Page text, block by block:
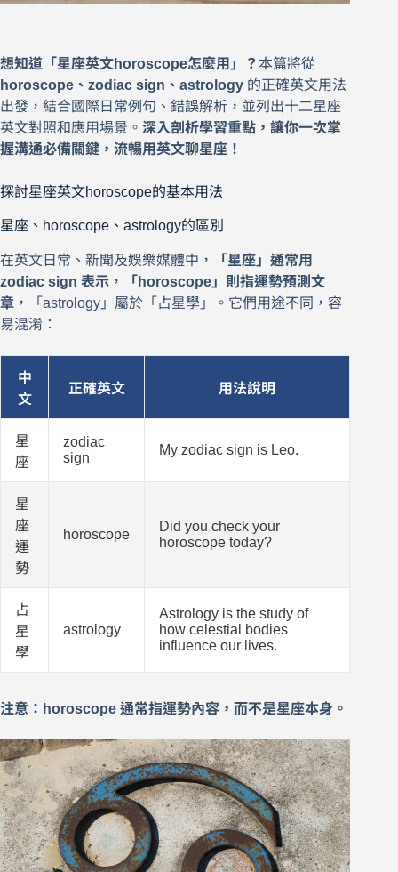
想知道「星座英文horoscope怎麼用」？ 本篇將從
horoscope、zodiac sign、astrology 的正確英文用法
出發，結合國際日常例句、錯誤解析，並列出十二星座
英文對照和應用場景。 深入剖析學習重點，讓你一次掌
握溝通必備關鍵，流暢用英文聊星座！
探討星座英文horoscope的基本用法
星座、horoscope、astrology的區別
在英文日常、新聞及娛樂媒體中，
「星座」通常用
zodiac sign 表示 ，
「horoscope」則指運勢預測文
章 ，「astrology」屬於「占星學」。它們用途不同，容
易混淆：
中
文
正確英文 用法說明
星
座
zodiac
sign
My zodiac sign is Leo.
星
座
運
勢
horoscope
Did you check your
horoscope today?
占
星
學
astrology
Astrology is the study of
how celestial bodies
influence our lives.
注意：horoscope 通常指運勢內容，而不是星座本身。